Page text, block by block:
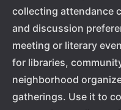
collecting attendance
and discussion
meeting or literary
for libraries,
neighborhood
gatherings. Use it to